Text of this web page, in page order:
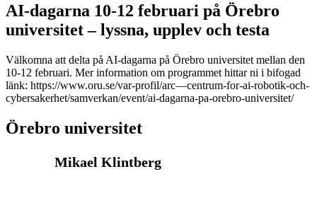
IT-gruppen
Marknadsklubben
People & Culture
VD-nätverket
YHM-nätverket
totalförsvaret
Betalnings-, leverans- &
försäkringsvillkor
Export- & importdokument
Internationell moms
Incoterms – leveransvillkor
Internationell affärsjuridik
AI-dagarna 10-12 februari på Örebro
universitet – lyssna, upplev och testa
Välkomna att delta på AI-dagarna på Örebro universitet mellan den
10-12 februari. Mer information om programmet hittar ni i bifogad
länk: https://www.oru.se/var-profil/arc—centrum-for-ai-robotik-och-
cybersakerhet/samverkan/event/ai-dagarna-pa-orebro-universitet/
Örebro universitet
Mikael Klintberg